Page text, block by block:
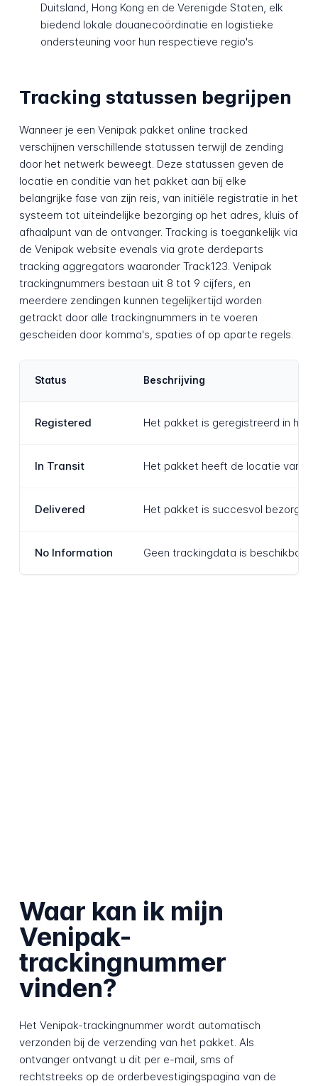
Duitsland, Hong Kong en de Verenigde Staten, elk
biedend lokale douanecoördinatie en logistieke
ondersteuning voor hun respectieve regio's
Tracking statussen begrijpen
Wanneer je een Venipak pakket online tracked
verschijnen verschillende statussen terwijl de zending
door het netwerk beweegt. Deze statussen geven de
locatie en conditie van het pakket aan bij elke
belangrijke fase van zijn reis, van initiële registratie in het
systeem tot uiteindelijke bezorging op het adres, kluis of
afhaalpunt van de ontvanger. Tracking is toegankelijk via
de Venipak website evenals via grote derdeparts
tracking aggregators waaronder Track123. Venipak
trackingnummers bestaan uit 8 tot 9 cijfers, en
meerdere zendingen kunnen tegelijkertijd worden
getrackt door alle trackingnummers in te voeren
gescheiden door komma's, spaties of op aparte regels.
Status Beschrijving
Registered Het pakket is geregistreerd in het
In Transit Het pakket heeft de locatie van
Delivered Het pakket is succesvol bezorgd
No Information Geen trackingdata is beschikbaar
Waar kan ik mijn
Venipak-
trackingnummer
vinden?
Het Venipak-trackingnummer wordt automatisch
verzonden bij de verzending van het pakket. Als
ontvanger ontvangt u dit per e-mail, sms of
rechtstreeks op de orderbevestigingspagina van de